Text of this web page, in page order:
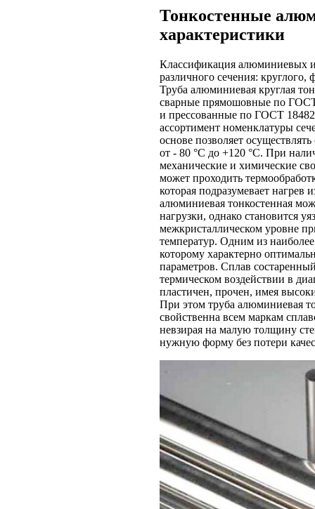
Тонкостенные
характеристики
Классификация алюминиевых
различного сечения: круглого,
Труба алюминиевая круглая
сварные прямошовные по
и прессованные по ГОСТ
ассортимент номенклатуры
основе позволяет
от - 80 °С до +120 °С. При
механические и химические
может проходить
которая подразумевает нагрев
алюминиевая тонкостенная
нагрузки, однако становится
межкристаллическом уровне
температур. Одним из
которому характерно
параметров. Сплав
термическом воздействии в
пластичен, прочен, имея
При этом труба алюминиевая
свойственна всем маркам
невзирая на малую толщину
нужную форму без потери